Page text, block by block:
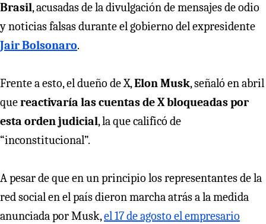
Brasil, acusadas de la divulgación de mensajes de odio
y noticias falsas durante el gobierno del expresidente
Jair Bolsonaro.
Frente a esto, el dueño de X,Elon Musk, señaló en abril
quereactivaría las cuentas de X bloqueadas por
esta orden judicial, la que calificó de
“inconstitucional”.
A pesar de que en un principio los representantes de la
red social en el país dieron marcha atrás a la medida
anunciada por Musk,el 17 de agosto el empresario